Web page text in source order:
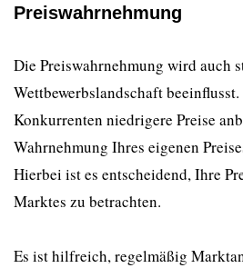
Preiswahrnehmung
Die Preiswahrnehmung wird auch
Wettbewerbslandschaft
Konkurrenten niedrigere Preise
Wahrnehmung Ihres eigenen
Hierbei ist es entscheidend, Ihre
Marktes zu betrachten.
Es ist hilfreich, regelmäßig